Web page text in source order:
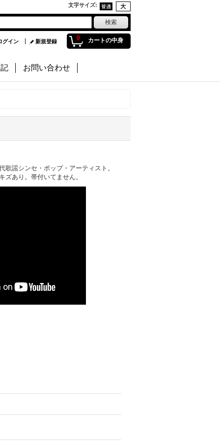
文字サイズ:
0 カートの中身
グイン 新規登録
お問い合わせ
歌謡シンセ・ポップ・アーティスト。
ズあり。帯付いてません。